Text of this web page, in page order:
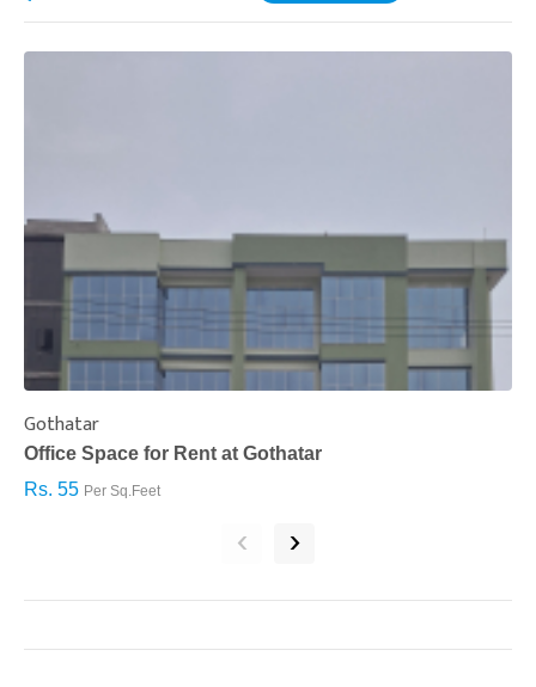
Gothatar
Office Space for Rent at Gothatar
Rs. 55 Per Sq.Feet
‹ ›